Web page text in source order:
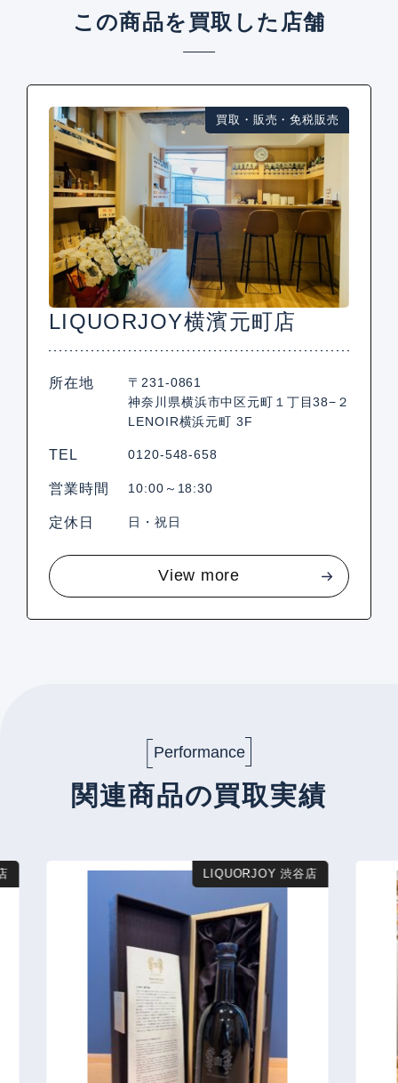
この商品を買取した店舗
買取・販売・免税販売
LIQUORJOY横濱元町店
所在地
〒231-0861
神奈川県横浜市中区元町１丁目38−２
LENOIR横浜元町 3F
TEL 0120-548-658
営業時間 10:00～18:30
定休日 日・祝日
View more
Performance
関連商品の買取実績
LIQUORJOY 渋谷店